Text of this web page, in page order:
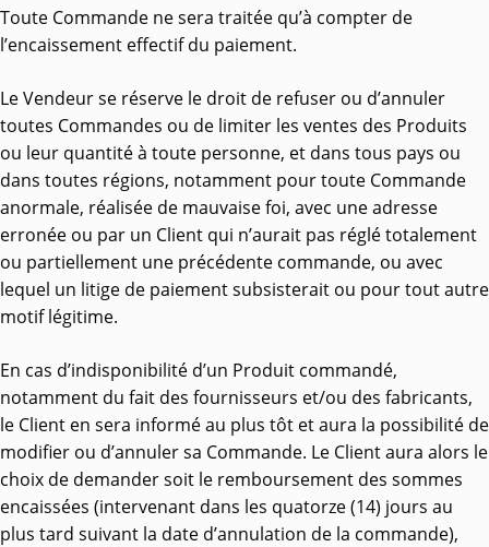
Toute Commande ne sera traitée qu’à compter de
l’encaissement effectif du paiement.
Le Vendeur se réserve le droit de refuser ou d’annuler
toutes Commandes ou de limiter les ventes des Produits
ou leur quantité à toute personne, et dans tous pays ou
dans toutes régions, notamment pour toute Commande
anormale, réalisée de mauvaise foi, avec une adresse
erronée ou par un Client qui n’aurait pas réglé totalement
ou partiellement une précédente commande, ou avec
lequel un litige de paiement subsisterait ou pour tout autre
motif légitime.
En cas d’indisponibilité d’un Produit commandé,
notamment du fait des fournisseurs et/ou des fabricants,
le Client en sera informé au plus tôt et aura la possibilité de
modifier ou d’annuler sa Commande. Le Client aura alors le
choix de demander soit le remboursement des sommes
encaissées (intervenant dans les quatorze (14) jours au
plus tard suivant la date d’annulation de la commande),